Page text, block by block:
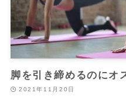
脚を引き締めるのにオ
2021年11月20日